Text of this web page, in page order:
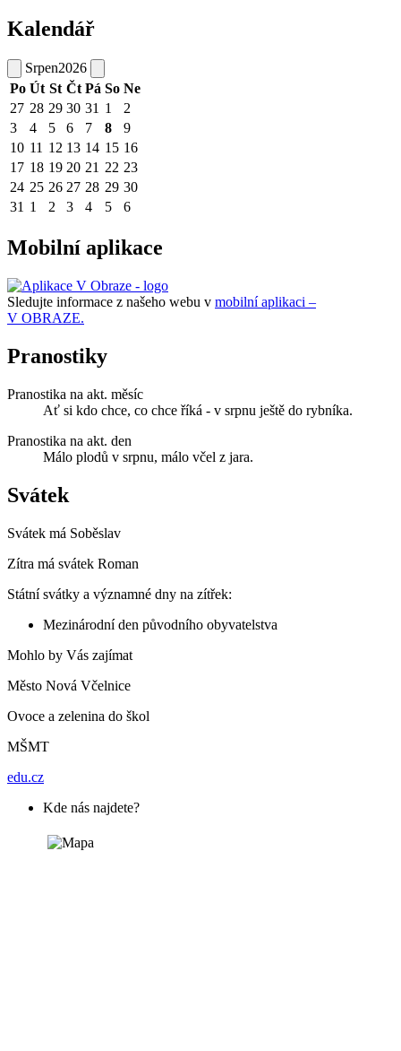
Kalendář
Srpen2026
Po Út St Čt Pá So Ne
27 28 29 30 31 1
2
3
4 5 6 7 8
9
10 11 12 13 14 15 16
17 18 19 20 21 22 23
24 25 26 27 28 29 30
31 1 2 3 4 5 6
Mobilní aplikace
Sledujte informace z našeho webu v mobilní aplikaci –
V OBRAZE.
Pranostiky
Pranostika na akt. měsíc
Ať si kdo chce, co chce říká - v srpnu ještě do rybníka.
Pranostika na akt. den
Málo plodů v srpnu, málo včel z jara.
Svátek
Svátek má Soběslav
Zítra má svátek Roman
Státní svátky a významné dny na zítřek:
Mezinárodní den původního obyvatelstva
Mohlo by Vás zajímat
Město Nová Včelnice
Ovoce a zelenina do škol
MŠMT
edu.cz
Kde nás najdete?